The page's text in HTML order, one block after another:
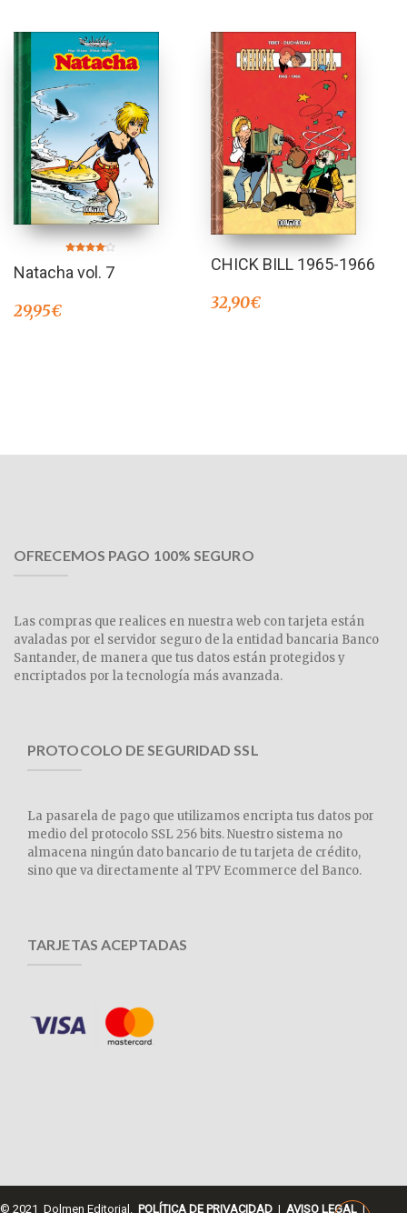
en
4.00
Natacha vol. 7
29,95€
CHICK BILL 1965-1966
32,90€
OFRECEMOS PAGO 100% SEGURO
Las compras que realices en nuestra web con tarjeta están
avaladas por el servidor seguro de la entidad bancaria Banco
Santander, de manera que tus datos están protegidos y
encriptados por la tecnología más avanzada.
PROTOCOLO DE SEGURIDAD SSL
La pasarela de pago que utilizamos encripta tus datos por
medio del protocolo SSL 256 bits. Nuestro sistema no
almacena ningún dato bancario de tu tarjeta de crédito,
sino que va directamente al TPV Ecommerce del Banco.
TARJETAS ACEPTADAS
© 2021 Dolmen Editorial. POLÍTICA DE PRIVACIDAD | AVISO LEGAL |